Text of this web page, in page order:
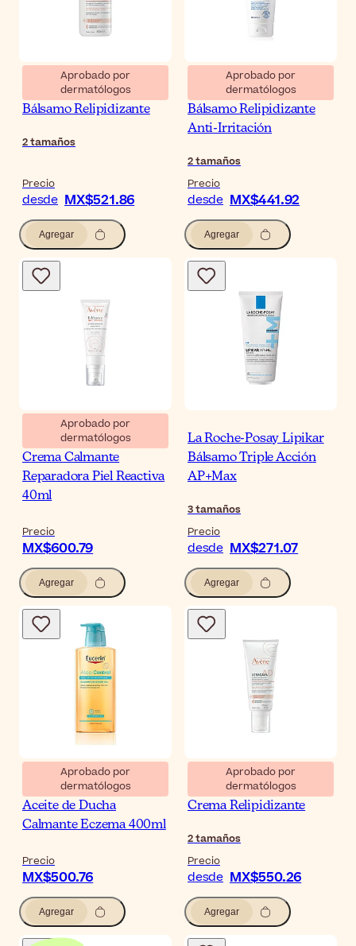
Aprobado por
dermatólogos
Avène XeraCalm A.D
Bálsamo Relipidizante
2tamaños
Precio
desde MX$521.86
Agregar
Aprobado por
dermatólogos
Rilastil Xerolact PB
Bálsamo Relipidizante
Anti-Irritación
2tamaños
Precio
desde MX$441.92
Agregar
Aprobado por
dermatólogos
Avène Tolérance Control
Crema Calmante
Reparadora Piel Reactiva
40ml
Precio
MX$600.79
Agregar
La Roche-Posay Lipikar
Bálsamo Triple Acción
AP+Max
3tamaños
Precio
desde MX$271.07
Agregar
Aprobado por
dermatólogos
Eucerin AtopiControl
Aceite de Ducha
Calmante Eczema 400ml
Precio
MX$500.76
Agregar
Aprobado por
dermatólogos
Avène XeraCalm A.D
Crema Relipidizante
2tamaños
Precio
desde MX$550.26
Agregar